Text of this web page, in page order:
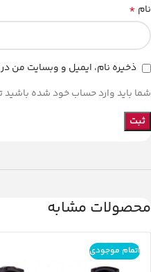
نام *
ذخیره نام، ایمیل و وبسایت من
شما باید وارد حساب خود شده باشید
محصولات مشابه
اتمام موجودی